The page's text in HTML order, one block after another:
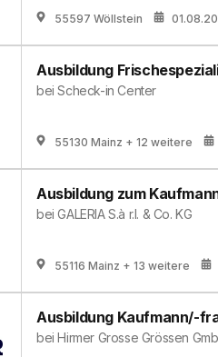
55597 Wöllstein
Ausbildung
beiScheck-in Center
55130 Mainz + 12 weitere
Ausbildung zum
beiGALERIA S.à r.l. & Co. KG
55116 Mainz + 13 weitere
Ausbildung Kaufmann/-
beiHirmer Grosse Grössen